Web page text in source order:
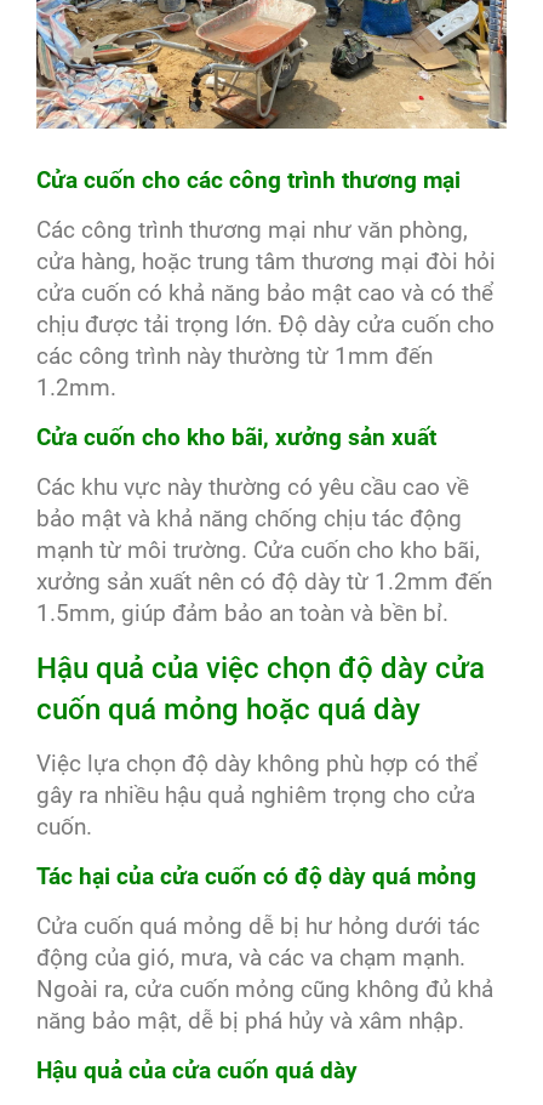
Cửa cuốn cho các công trình thương mại
Các công trình thương mại như văn phòng,
cửa hàng, hoặc trung tâm thương mại đòi hỏi
cửa cuốn có khả năng bảo mật cao và có thể
chịu được tải trọng lớn. Độ dày cửa cuốn cho
các công trình này thường từ 1mm đến
1.2mm.
Cửa cuốn cho kho bãi, xưởng sản xuất
Các khu vực này thường có yêu cầu cao về
bảo mật và khả năng chống chịu tác động
mạnh từ môi trường. Cửa cuốn cho kho bãi,
xưởng sản xuất nên có độ dày từ 1.2mm đến
1.5mm, giúp đảm bảo an toàn và bền bỉ.
Hậu quả của việc chọn độ dày cửa
cuốn quá mỏng hoặc quá dày
Việc lựa chọn độ dày không phù hợp có thể
gây ra nhiều hậu quả nghiêm trọng cho cửa
cuốn.
Tác hại của cửa cuốn có độ dày quá mỏng
Cửa cuốn quá mỏng dễ bị hư hỏng dưới tác
động của gió, mưa, và các va chạm mạnh.
Ngoài ra, cửa cuốn mỏng cũng không đủ khả
năng bảo mật, dễ bị phá hủy và xâm nhập.
Hậu quả của cửa cuốn quá dày